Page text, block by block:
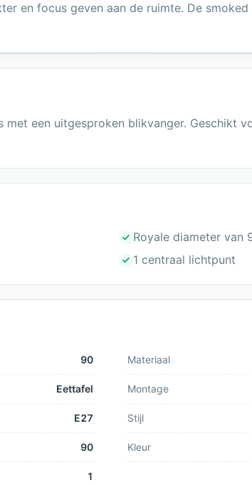
en focus geven aan de ruimte. De
een uitgesproken blikvanger. Geschikt
Royale diameter van
1 centraal lichtpunt
90 Materiaal
Eettafel Montage
E27 Stijl
90 Kleur
1